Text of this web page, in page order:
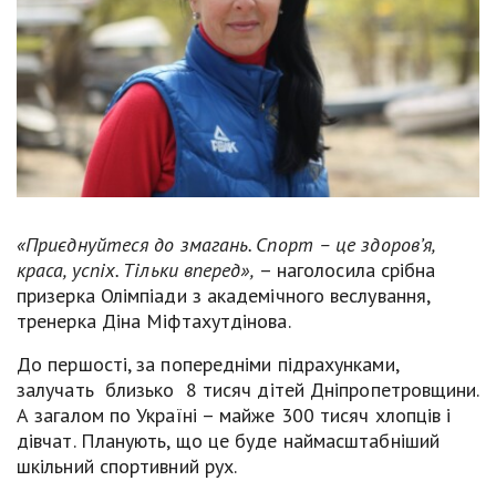
«Приєднуйтеся до змагань. Спорт – це здоров’я,
краса, успіх. Тільки вперед», – наголосила срібна
призерка Олімпіади з академічного веслування,
тренерка Діна Міфтахутдінова.
До першості, за попередніми підрахунками,
залучать близько 8 тисяч дітей Дніпропетровщини.
А загалом по Україні – майже 300 тисяч хлопців і
дівчат. Планують, що це буде наймасштабніший
шкільний спортивний рух.